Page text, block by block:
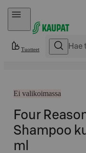
Hyppää sisältöön
Tuotteet
Ei valikoimassa
Four
Shampoo
ml